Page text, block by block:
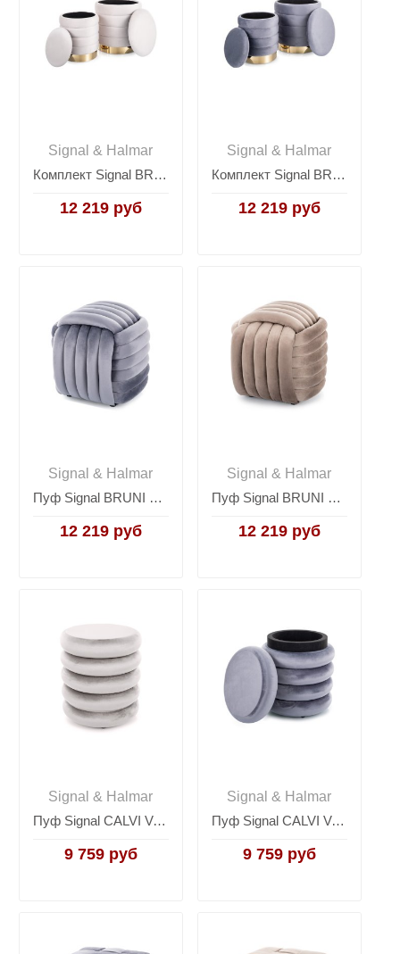
Signal & Halmar
Комплект Signal BRITTA Velvet (2 пуфа) (светло-бежевый)
12 219 руб
Signal & Halmar
Комплект Signal BRITTA Velvet (2 пуфа) (серый)
12 219 руб
Signal & Halmar
Пуф Signal BRUNI Velvet (серый)
12 219 руб
Signal & Halmar
Пуф Signal BRUNI Velvet (темно-бежевый)
12 219 руб
Signal & Halmar
Пуф Signal CALVI Velvet (светло-бежевый)
9 759 руб
Signal & Halmar
Пуф Signal CALVI Velvet (серый)
9 759 руб